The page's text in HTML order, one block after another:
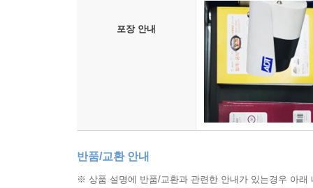
포장 안내
반품/교환 안내
※ 상품 설명에 반품/교환과 관련한 안내가 있는경우 아